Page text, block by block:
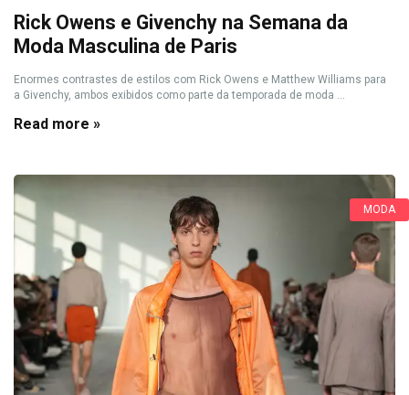
Rick Owens e Givenchy na Semana da
Moda Masculina de Paris
Enormes contrastes de estilos com Rick Owens e Matthew Williams para
a Givenchy, ambos exibidos como parte da temporada de moda ...
Read more »
MODA